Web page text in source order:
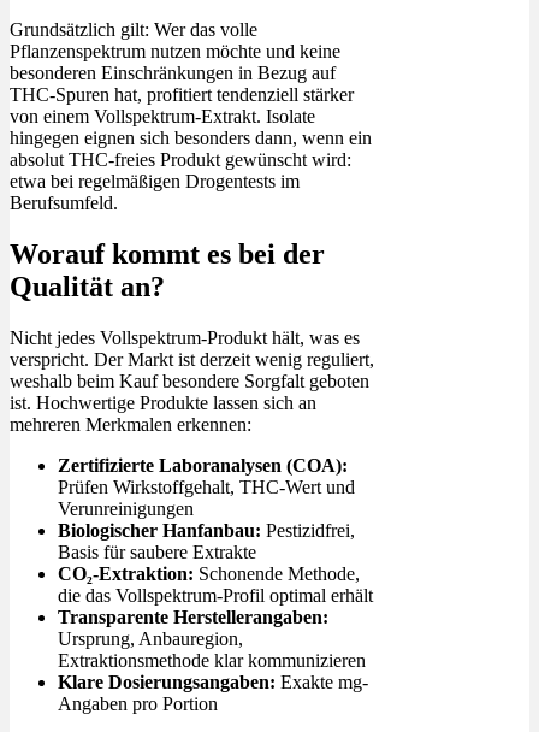
Grundsätzlich gilt: Wer das volle
Pflanzenspektrum nutzen möchte und keine
besonderen Einschränkungen in Bezug auf
THC-Spuren hat, profitiert tendenziell stärker
von einem Vollspektrum-Extrakt. Isolate
hingegen eignen sich besonders dann, wenn ein
absolut THC-freies Produkt gewünscht wird:
etwa bei regelmäßigen Drogentests im
Berufsumfeld.
Worauf kommt es bei der
Qualität an?
Nicht jedes Vollspektrum-Produkt hält, was es
verspricht. Der Markt ist derzeit wenig reguliert,
weshalb beim Kauf besondere Sorgfalt geboten
ist. Hochwertige Produkte lassen sich an
mehreren Merkmalen erkennen:
Zertifizierte Laboranalysen (COA):
Prüfen Wirkstoffgehalt, THC-Wert und
Verunreinigungen
Biologischer Hanfanbau: Pestizidfrei,
Basis für saubere Extrakte
CO₂-Extraktion: Schonende Methode,
die das Vollspektrum-Profil optimal erhält
Transparente Herstellerangaben:
Ursprung, Anbauregion,
Extraktionsmethode klar kommunizieren
Klare Dosierungsangaben: Exakte mg-
Angaben pro Portion